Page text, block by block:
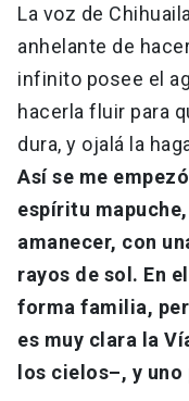
La voz de
anhelante de
infinito posee el
hacerla fluir para
dura, y ojalá la
Así se me
espíritu
amanecer, con
rayos de sol. En
forma familia,
es muy clara la
los cielos–, y